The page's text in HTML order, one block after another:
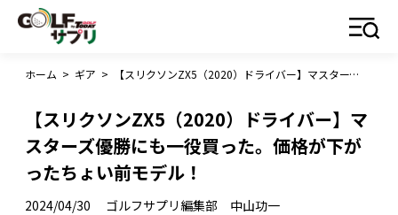
ホーム > ギア > 【スリクソンZX5（2020）ドライバー】マスターズ優勝にも一役買った。価格が下がったちょい前モデル！
【スリクソンZX5（2020）ドライバー】マ
スターズ優勝にも一役買った。価格が下が
ったちょい前モデル！
2024/04/30 ゴルフサプリ編集部 中山功一